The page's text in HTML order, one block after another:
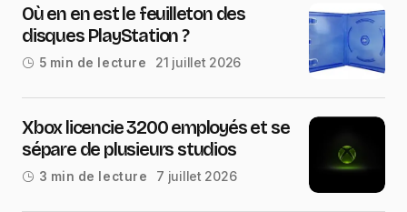
Où en en est le feuilleton des
disques PlayStation ?
5 min de lecture 21 juillet 2026
Xbox licencie 3200 employés et se
sépare de plusieurs studios
3 min de lecture 7 juillet 2026